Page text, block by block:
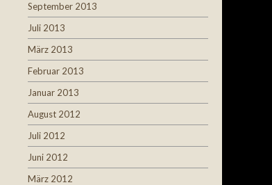
September 2013
Juli 2013
März 2013
Februar 2013
Januar 2013
August 2012
Juli 2012
Juni 2012
März 2012